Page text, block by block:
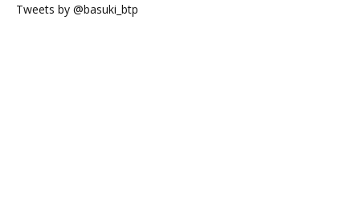
Tweets by @basuki_btp